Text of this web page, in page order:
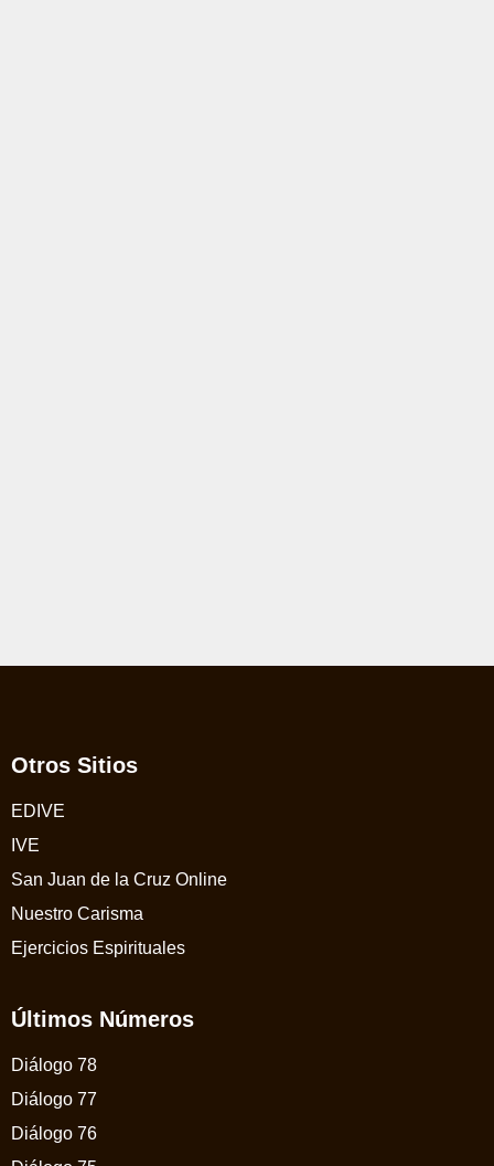
Otros Sitios
EDIVE
IVE
San Juan de la Cruz Online
Nuestro Carisma
Ejercicios Espirituales
Últimos Números
Diálogo 78
Diálogo 77
Diálogo 76